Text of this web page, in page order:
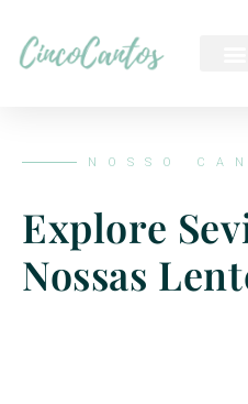
NOSSO
Explore
Nossas